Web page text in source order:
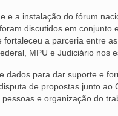
e a instalação do fórum
discutidos em conjunto
a parceria entre
MPU e Judiciário nos
dados para dar suporte e
de propostas junto ao
e organização do